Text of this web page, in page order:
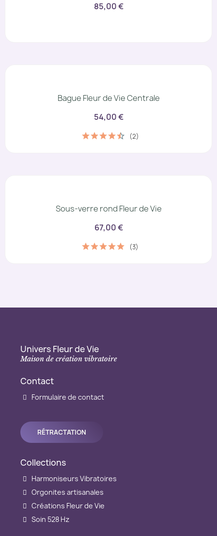
85,00 €
Bague Fleur de Vie Centrale
54,00 €
(2)
Sous-verre rond Fleur de Vie
67,00 €
(3)
Univers Fleur de Vie
Maison de création vibratoire
Contact
Formulaire de contact
RÉTRACTATION
Collections
Harmoniseurs Vibratoires
Orgonites artisanales
Créations Fleur de Vie
Soin 528 Hz